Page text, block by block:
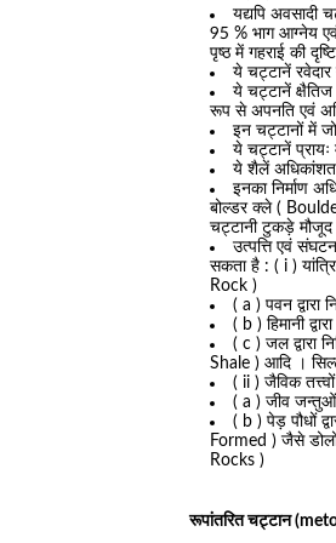
यद्यपि अवसादी
95 % भाग आग्नेय एवं
पृष्ठ में गहराई की
ये चट्टानें रवेदार
ये चट्टानें
रूप से अपनति एवं
इन चट्टानों में
ये चट्टानें
ये शैलें
इनका निर्माण
बोल्डर क्ले (
चट्टानी टुकड़े
उत्पत्ति एवं
सकता है : ( i )
Rock )
( a ) पवन द्वारा
( b ) हिमानी
( c ) जल द्वारा
Shale ) आदि ।
( ii ) जैविक
( a ) जीव जन्तुओं
( b ) पेड़ पौधों
Formed ) जैसे
Rocks )
रूपांतरित चट्टान